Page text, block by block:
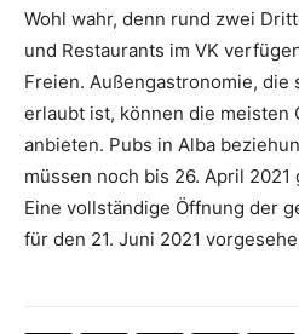
Wohl wahr, denn rund zwei
und Restaurants im VK
Freien. Außengastronomie, die
erlaubt ist, können die meisten
anbieten. Pubs in Alba
müssen noch bis 26. April
Eine vollständige Öffnung der
für den 21. Juni 2021